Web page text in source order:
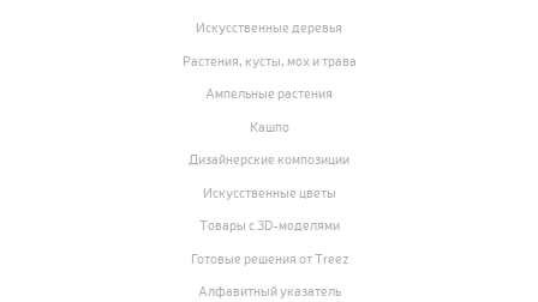
Искусственные деревья
Растения, кусты, мох и трава
Ампельные растения
Кашпо
Дизайнерские композиции
Искусственные цветы
Товары с 3D-моделями
Готовые решения от Treez
Алфавитный указатель